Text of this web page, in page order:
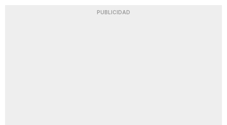
PUBLICIDAD